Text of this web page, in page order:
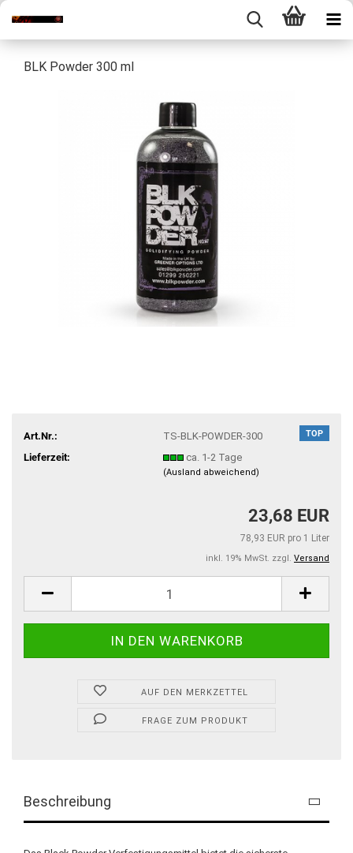
BLK Powder 300 ml
TOP
Art.Nr.:
TS-BLK-POWDER-300
Lieferzeit:
ca. 1-2 Tage
(Ausland abweichend)
23,68 EUR
78,93 EUR pro 1 Liter
inkl. 19% MwSt. zzgl. Versand
AUF DEN MERKZETTEL
FRAGE ZUM PRODUKT
Beschreibung